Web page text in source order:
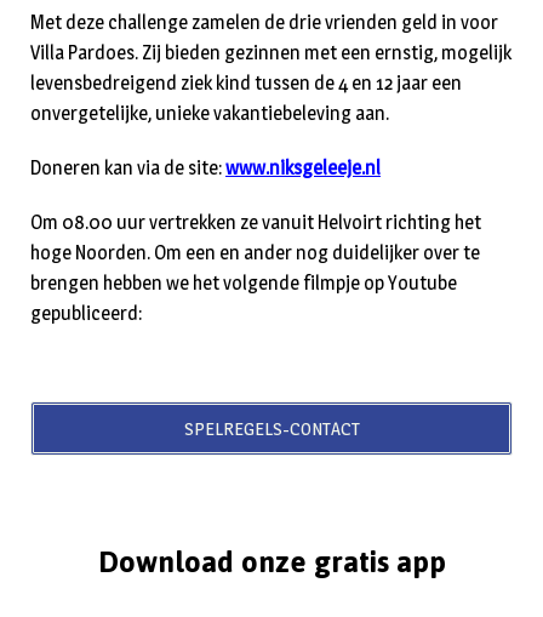
Met deze challenge zamelen de drie vrienden geld in voor
Villa Pardoes. Zij bieden gezinnen met een ernstig, mogelijk
levensbedreigend ziek kind tussen de 4 en 12 jaar een
onvergetelijke, unieke vakantiebeleving aan.
Doneren kan via de site:www.niksgeleeje.nl
Om 08.00 uur vertrekken ze vanuit Helvoirt richting het
hoge Noorden. Om een en ander nog duidelijker over te
brengen hebben we het volgende filmpje op Youtube
gepubliceerd:
SPELREGELS-CONTACT
Download onze gratis app